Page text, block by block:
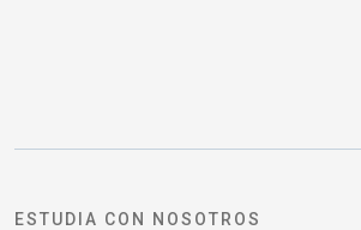
ESTUDIA CON NOSOTROS